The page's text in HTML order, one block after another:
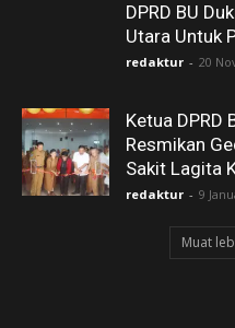
DPRD BU
Utara Untuk
redaktur - 20
Ketua DPRD
Resmikan
Sakit Lagita
redaktur - 9
Muat